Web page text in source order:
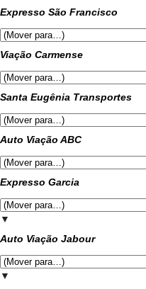
Expresso São Francisco
Viação Carmense
Santa Eugênia Transportes
Auto Viação ABC
Expresso Garcia
▼
Auto Viação Jabour
▼